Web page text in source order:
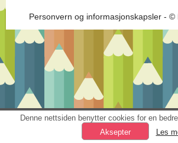
Personvern og informasjonskapsler- ©
Denne nettsiden benytter cookies for en
Les